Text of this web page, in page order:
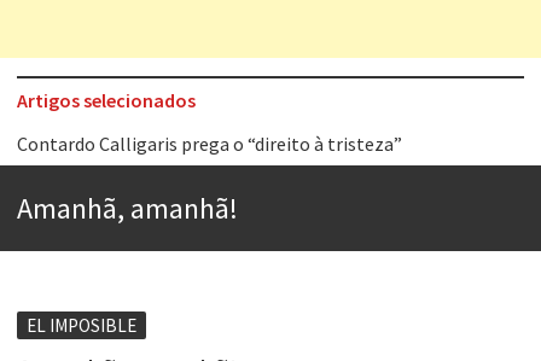
Artigos selecionados
Contardo Calligaris prega o “direito à tristeza”
Os causos de Jorge Luis Borges
Se queres salvar o mundo, o veganismo não é a resposta
Amanhã, amanhã!
EL IMPOSIBLE